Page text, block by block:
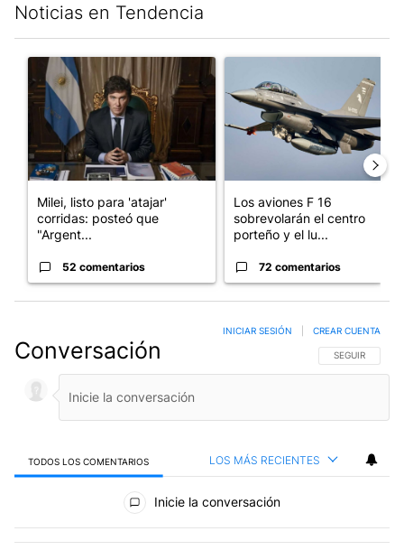
Noticias en Tendencia
Un artículo de tendencia con el título "Milei, listo para 'atajar'
Milei, listo para 'atajar'
corridas: posteó que
"Argent...
52 comentarios
Los aviones F 16
sobrevolarán el centro
porteño y el lu...
72 comentarios
Conversación SIGA ESTA
SEGUIR
INICIAR SESIÓN CREAR CUENTA
TODOS LOS COMENTARIOS LOS MÁS RECIENTES
Todos los comentarios
Inicie la conversación